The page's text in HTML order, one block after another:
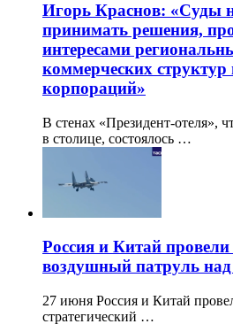
Игорь Краснов: «Суды
принимать решения,
интересами
коммерческих
корпораций»
В стенах «Президент-отеля»,
в столице, состоялось …
Россия и Китай
воздушный патруль
27 июня Россия и Китай
стратегический …